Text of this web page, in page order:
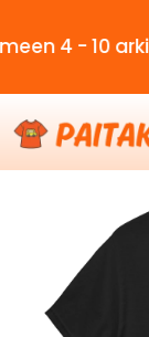
10 arkipäivää